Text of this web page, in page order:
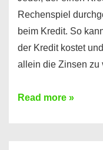
Rechenspiel
beim Kredit. So
der Kredit kostet
allein die Zinsen zu
Ganz
Read more »